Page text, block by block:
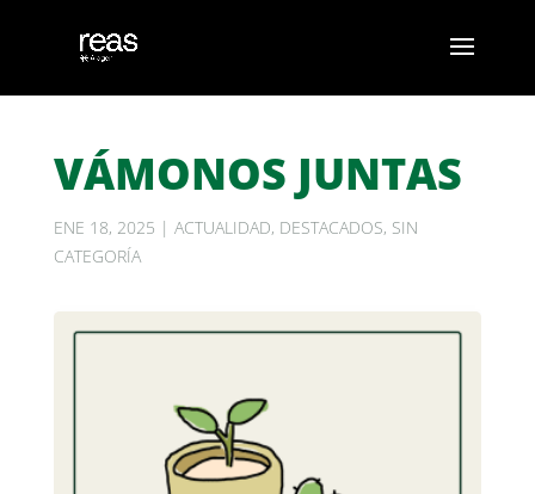
VÁMONOS JUNTAS
ENE 18, 2025 | ACTUALIDAD, DESTACADOS, SIN
CATEGORÍA